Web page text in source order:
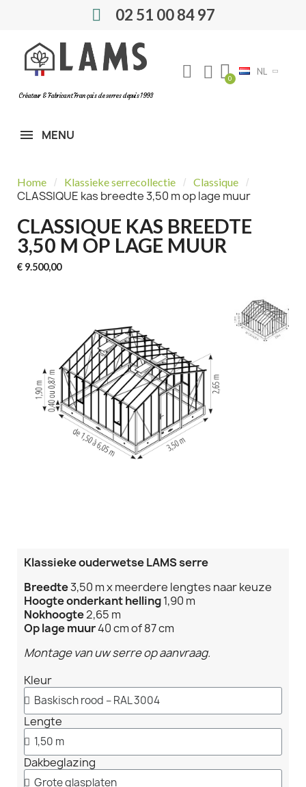
02 51 00 84 97
Créateur & Fabricant Français de serres depuis 1993
NL
MENU
Home Klassieke serrecollectie Classique
CLASSIQUE kas breedte 3,50 m op lage muur
CLASSIQUE KAS BREEDTE
3,50 M OP LAGE MUUR
€ 9.500,00
Klassieke ouderwetse LAMS serre
Breedte3,50 m x meerdere lengtes naar keuze
Hoogte onderkanthelling1,90 m
Nokhoogte2,65 m
Op lage muur40 cm of 87 cm
Montage van uw serre op aanvraag.
Kleur
Lengte
Dakbeglazing